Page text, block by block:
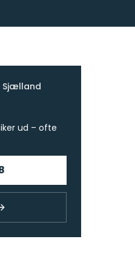
Sjælland
ud – ofte